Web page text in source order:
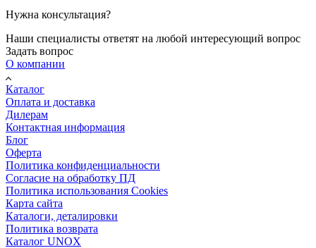
Нужна консультация?
Наши специалисты ответят на любой интересующий вопрос
Задать вопрос
О компании
Каталог
Оплата и доставка
Дилерам
Контактная информация
Блог
Оферта
Политика конфиденциальности
Согласие на обработку ПД
Политика использования Cookies
Карта сайта
Каталоги, деталировки
Политика возврата
Каталог UNOX